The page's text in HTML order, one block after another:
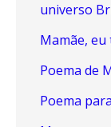
universo
Mamãe, eu
Poema de
Poema